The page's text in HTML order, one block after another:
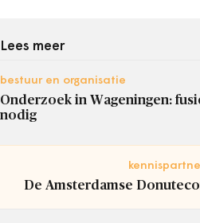
Lees meer
bestuur en organisatie
Onderzoek in Wageningen:
nodig
De Amsterdamse